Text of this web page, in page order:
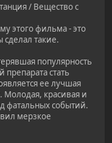
/ Вещество с
этого фильма - это
сделал такие.
популярность
стать
ее лучшая
Молодая, красивая и
фатальных событий.
мерзкое